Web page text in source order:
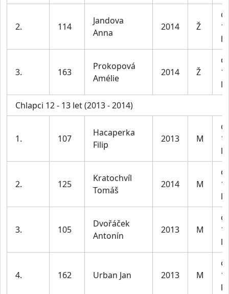
2. 114
Jandova
Anna
2014 Ž
3. 163
Prokopová
Amélie
2014 Ž
Chlapci 12 - 13 let (2013 - 2014)
1. 107
Hacaperka
Filip
2013 M
2. 125
Kratochvíl
Tomáš
2014 M
3. 105
Dvořáček
Antonín
2013 M
4. 162 Urban Jan 2013 M